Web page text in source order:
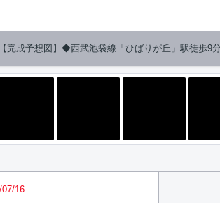
【完成予想図】◆西武池袋線「ひばりが丘」駅徒歩
16